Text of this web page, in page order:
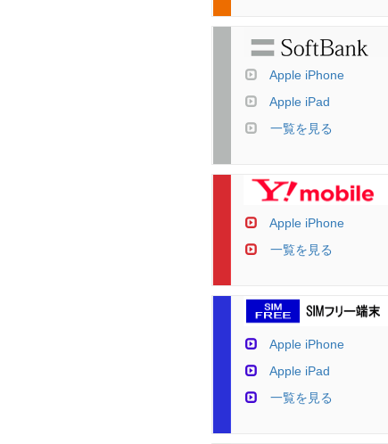
Apple iPhone
Apple iPad
一覧を見る
Apple iPhone
一覧を見る
Apple iPhone
Apple iPad
一覧を見る